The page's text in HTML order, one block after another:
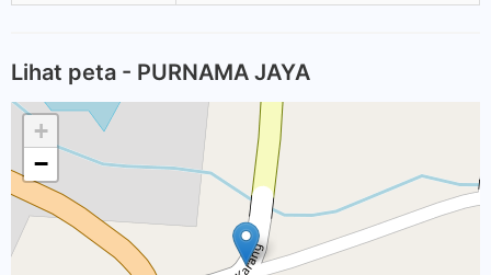
Lihat peta - PURNAMA JAYA
+
−